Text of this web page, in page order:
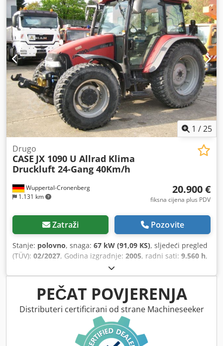
1 /25
Wuppertal-Cronenberg
1.131 km
Drugo
CASE JX 1090 U Allrad Klima
Druckluft 24-Gang 40Km/h
20.900 €
fiksna cijena plus PDV
Zatraži Pozovite
Stanje: polovno, snaga: 67 kW (91,09 KS), sljedeći pregled
(TÜV): 02/2027, Godina izgradnje: 2005, radni sati: 9.560 h,
kabina, klima-uređaj, pogon na sve točkove
PEČAT POVJERENJA
Distributeri certificirani od strane Machineseeker